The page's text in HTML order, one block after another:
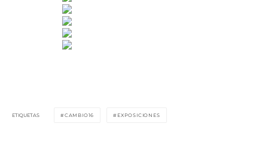
ETIQUETAS CAMBIO16 EXPOSICIONES